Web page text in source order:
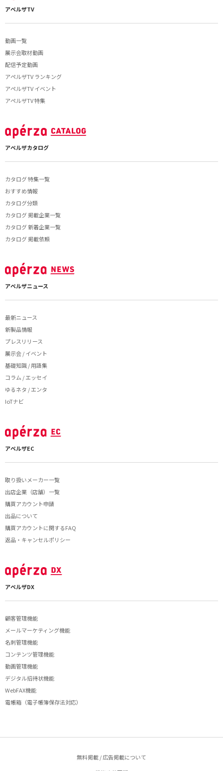
アペルザTV
動画一覧
展示会取材動画
配信予定動画
アペルザTV ランキング
アペルザTV イベント
アペルザTV 特集
アペルザカタログ
カタログ 特集一覧
おすすめ情報
カタログ分類
カタログ 掲載企業一覧
カタログ 新着企業一覧
カタログ 掲載依頼
アペルザニュース
最新ニュース
新製品情報
プレスリリース
展示会 / イベント
基礎知識 / 用語集
コラム / エッセイ
ゆるネタ / エンタ
IoTナビ
アペルザEC
取り扱いメーカー一覧
出店企業（店舗）一覧
購買アカウント申請
出品について
購買アカウントに関するFAQ
返品・キャンセルポリシー
アペルザDX
顧客管理機能
メールマーケティング機能
名刺管理機能
コンテンツ管理機能
動画管理機能
デジタル招待状機能
WebFAX機能
電帳箱（電子帳簿保存法対応）
無料掲載 / 広告掲載について